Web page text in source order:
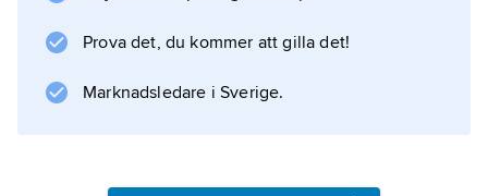
James Cook
imperiets expansion. Han seglade bland annat
Prova det, du kommer att gilla det!
Marknadsledare i Sverige.